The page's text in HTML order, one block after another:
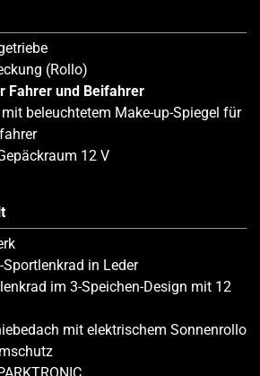
(Rollo)
Fahrer und Beifahrer
beleuchtetem Make-up-Spiegel für
12 V
in Leder
im 3-Speichen-Design mit 12
mit elektrischem Sonnenrollo